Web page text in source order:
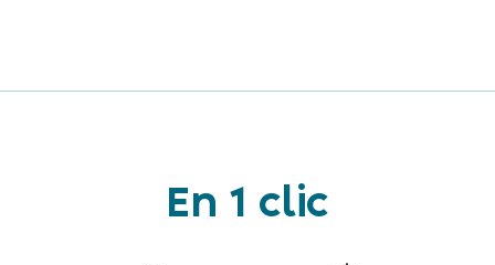
En 1 clic